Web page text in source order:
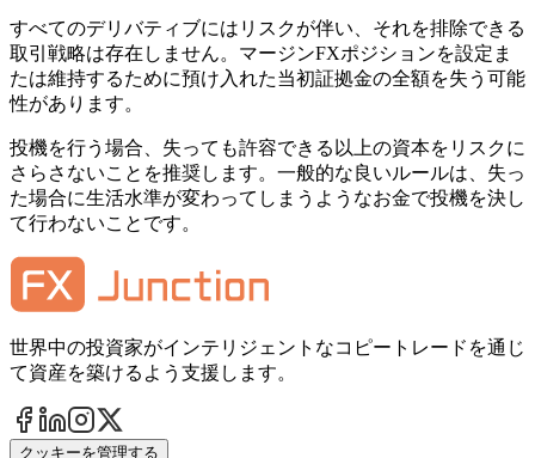
すべてのデリバティブにはリスクが伴い、それを排除できる
取引戦略は存在しません。マージンFXポジションを設定ま
たは維持するために預け入れた当初証拠金の全額を失う可能
性があります。
投機を行う場合、失っても許容できる以上の資本をリスクに
さらさないことを推奨します。一般的な良いルールは、失っ
た場合に生活水準が変わってしまうようなお金で投機を決し
て行わないことです。
世界中の投資家がインテリジェントなコピートレードを通じ
て資産を築けるよう支援します。
クッキーを管理する